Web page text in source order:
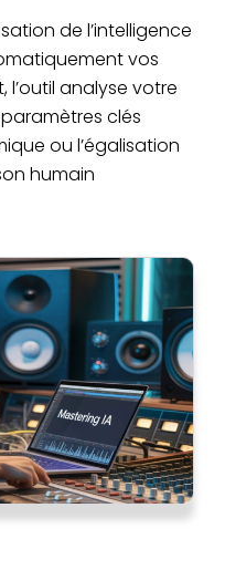
de l’intelligence
vos
analyse votre
clés
ou l’égalisation
humain